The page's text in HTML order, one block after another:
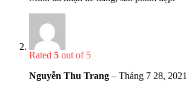
Rated 5 out of 5
Nguyễn Thu Trang – Tháng 7 28, 2021